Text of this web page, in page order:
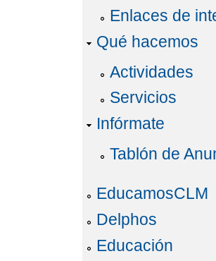
Enlaces de
Qué hacemos
Actividades
Servicios
Infórmate
Tablón de
EducamosCLM
Delphos
Educación